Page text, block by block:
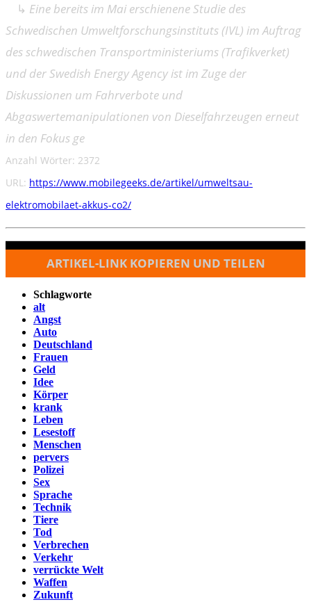
↳ Eine bereits im Mai erschienene Studie des
Schwedischen Umweltforschungsinstituts (IVL) im Auftrag
des schwedischen Transportministeriums (Trafikverket)
und der Swedish Energy Agency ist im Zuge der
Diskussionen um Fahrverbote und
Abgaswertemanipulationen von Dieselfahrzeugen erneut
in den Fokus ge
Anzahl Wörter: 2372
URL: https://www.mobilegeeks.de/artikel/umweltsau-
elektromobilaet-akkus-co2/
ARTIKEL-LINK KOPIEREN UND TEILEN
Schlagworte
alt
Angst
Auto
Deutschland
Frauen
Geld
Idee
Körper
krank
Leben
Lesestoff
Menschen
pervers
Polizei
Sex
Sprache
Technik
Tiere
Tod
Verbrechen
Verkehr
verrückte Welt
Waffen
Zukunft